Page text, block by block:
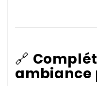
🔗
ambiance